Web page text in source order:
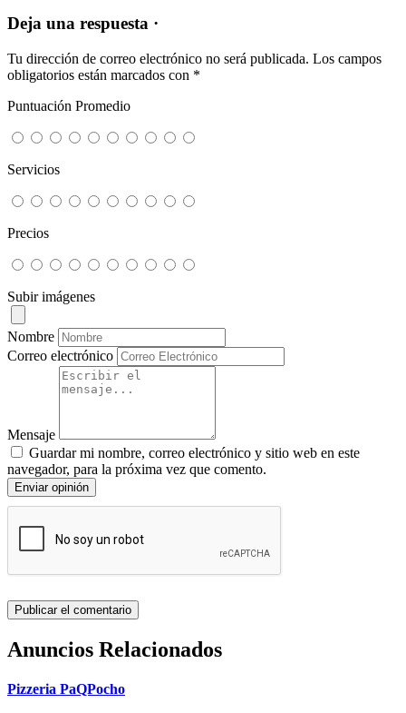
Deja una respuesta ·
Tu dirección de correo electrónico no será publicada. Los campos
obligatorios están marcados con *
Puntuación Promedio
Servicios
Precios
Subir imágenes
Nombre
Correo electrónico
Mensaje
Guardar mi nombre, correo electrónico y sitio web en este
navegador, para la próxima vez que comento.
Enviar opinión
Anuncios Relacionados
Pizzeria PaQPocho